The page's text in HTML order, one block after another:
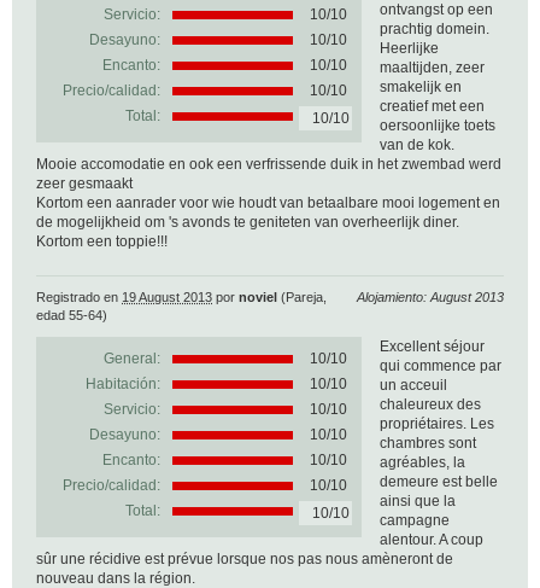
Servicio:
10/10
Desayuno:
10/10
Encanto:
10/10
Precio/calidad:
10/10
Total:
10/10
ontvangst op een
prachtig domein.
Heerlijke
maaltijden, zeer
smakelijk en
creatief met een
oersoonlijke toets
van de kok.
Mooie accomodatie en ook een verfrissende duik in het zwembad werd
zeer gesmaakt
Kortom een aanrader voor wie houdt van betaalbare mooi logement en
de mogelijkheid om 's avonds te geniteten van overheerlijk diner.
Kortom een toppie!!!
Alojamiento: August 2013
Registrado en 19 August 2013 por noviel (Pareja,
edad 55-64)
General: 10/10
Habitación:
10/10
Servicio:
10/10
Desayuno:
10/10
Encanto:
10/10
Precio/calidad:
10/10
Total:
10/10
Excellent séjour
qui commence par
un acceuil
chaleureux des
propriétaires. Les
chambres sont
agréables, la
demeure est belle
ainsi que la
campagne
alentour. A coup
sûr une récidive est prévue lorsque nos pas nous amèneront de
nouveau dans la région.